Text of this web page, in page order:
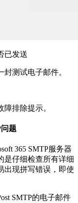
已发送
测试电子邮件。
排除提示。
题
365 SMTP服务器
是仔细检查所有详细
出现拼写错误，即使
SMTP的电子邮件